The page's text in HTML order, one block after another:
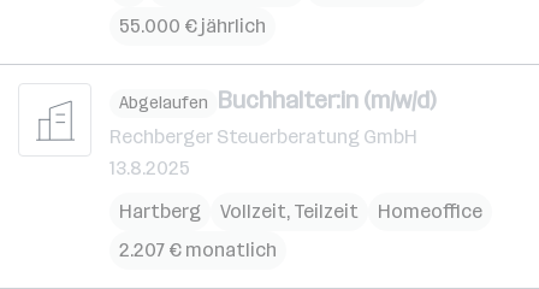
55.000 € jährlich
Abgelaufen Buchhalter:in (m/w/d)
Rechberger Steuerberatung GmbH
13.8.2025
Hartberg
Vollzeit, Teilzeit
Homeoffice
2.207 € monatlich